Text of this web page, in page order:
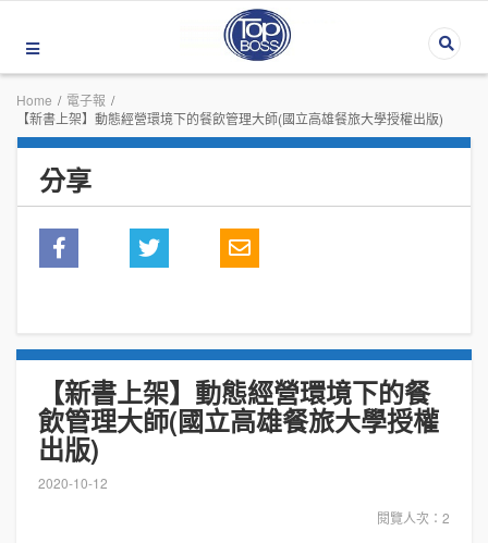
Home / 電子報 /
【新書上架】動態經營環境下的餐飲管理大師(國立高雄餐旅大學授權出版)
分享
【新書上架】動態經營環境下的餐
飲管理大師(國立高雄餐旅大學授權
出版)
2020-10-12
閱覽人次：2